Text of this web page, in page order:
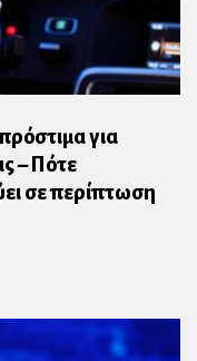
για
– Πότε
σε περίπτωση